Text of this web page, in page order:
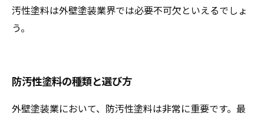
汚性塗料は外壁塗装業界では必要不可欠といえるでしょ
う。
防汚性塗料の種類と選び方
外壁塗装業において、防汚性塗料は非常に重要です。最